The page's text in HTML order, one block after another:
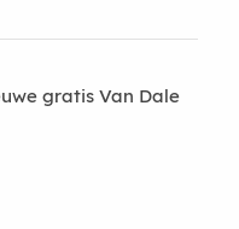
gratis Van Dale